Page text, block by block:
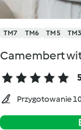
TM7 TM6 TM5
Camembert
Przygotowanie